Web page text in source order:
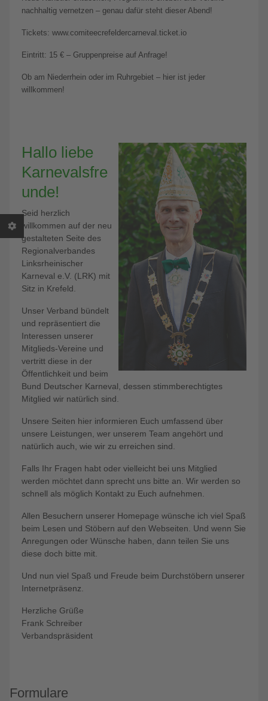
nachhaltig vernetzen – genau dafür steht dieser Abend!
Tickets: www.comiteecrefeldercarneval.ticket.io
Eintritt: 15 € – Gruppenpreise auf Anfrage!
Ob am Niederrhein oder im Ruhrgebiet – hier ist jeder
willkommen!
Hallo liebe
Karnevalsfre
unde!
Seid herzlich
willkommen auf der neu
gestalteten Seite des
Regionalverbandes
Linksrheinischer
Karneval e.V. (LRK) mit
Sitz in Krefeld.
Unser Verband bündelt
und repräsentiert die
Interessen unserer
Mitglieds-Vereine und
vertritt diese in der
Öffentlichkeit und beim
Bund Deutscher Karneval, dessen stimmberechtigtes
Mitglied wir natürlich sind.
Unsere Seiten hier informieren Euch umfassend über
unsere Leistungen, wer unserem Team angehört und
natürlich auch, wie wir zu erreichen sind.
Falls Ihr Fragen habt oder vielleicht bei uns Mitglied
werden möchtet dann sprecht uns bitte an. Wir werden so
schnell als möglich Kontakt zu Euch aufnehmen.
Allen Besuchern unserer Homepage wünsche ich viel Spaß
beim Lesen und Stöbern auf den Webseiten. Und wenn Sie
Anregungen oder Wünsche haben, dann teilen Sie uns
diese doch bitte mit.
Und nun viel Spaß und Freude beim Durchstöbern unserer
Internetpräsenz.
Herzliche Grüße
Frank Schreiber
Verbandspräsident
Formulare